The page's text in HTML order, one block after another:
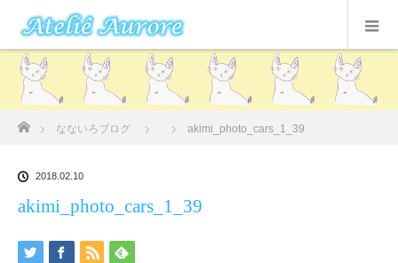
ホーム
なないろブログ akimi_photo_cars_1_39
2018.02.10
akimi_photo_cars_1_39